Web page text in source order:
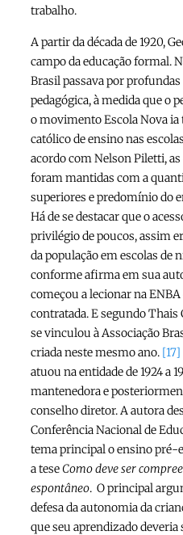
trabalho.
A partir da década de 1920,
campo da educação formal.
Brasil passava por
pedagógica, à medida que o
o movimento Escola Nova
católico de ensino nas
acordo com Nelson Piletti,
foram mantidas com a
superiores e predomínio do
Há de se destacar que o
privilégio de poucos, assim
da população em escolas de
conforme afirma em sua
começou a lecionar na
contratada. E segundo Thais
se vinculou à Associação
criada neste mesmo ano. [17]
atuou na entidade de 1924 a
mantenedora e
conselho diretor. A autora
Conferência Nacional de
tema principal o ensino pré-
a tese Como deve ser
espontâneo. O principal
defesa da autonomia da
que seu aprendizado deveria